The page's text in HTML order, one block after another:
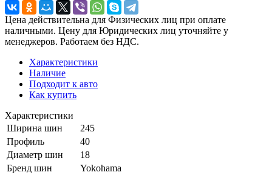
Цена действительна для Физических лиц при оплате
наличными. Цену для Юридических лиц уточняйте у
менеджеров. Работаем без НДС.
Характеристики
Наличие
Подходит к авто
Как купить
Характеристики
Ширина шин
245
Профиль
40
Диаметр шин
18
Бренд шин
Yokohama